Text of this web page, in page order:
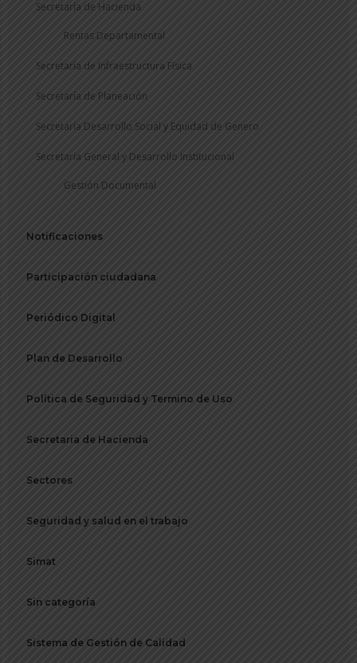
Secretaría de Hacienda
Rentas Departamental
Secretaría de Infraestructura Física
Secretaría de Planeación
Secretaría Desarrollo Social y Equidad de Genero
Secretaría General y Desarrollo Institucional
Gestión Documental
Notificaciones
Participación ciudadana
Periódico Digital
Plan de Desarrollo
Política de Seguridad y Termino de Uso
Secretaria de Hacienda
Sectores
Seguridad y salud en el trabajo
Simat
Sin categoría
Sistema de Gestión de Calidad